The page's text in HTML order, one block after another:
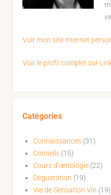
Voir mon site internet
Voir le profil complet sur
Catégories
Connaissances(31)
Conseils(15)
Cours d’œnologie(22)
Dégustation (19)
Vie de Sensation Vin (19)